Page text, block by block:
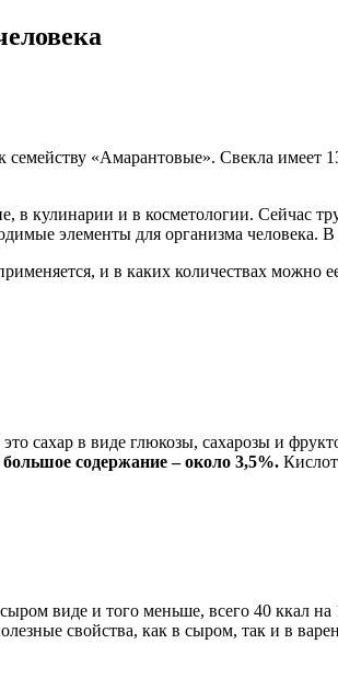
«Амарантовые». Свекла имеет
в кулинарии и в косметологии. Сейчас
элементы для организма человека.
и в каких количествах можно
сахар в виде глюкозы, сахарозы и
содержание – около 3,5%.
виде и того меньше, всего 40 ккал
свойства, как в сыром, так и в